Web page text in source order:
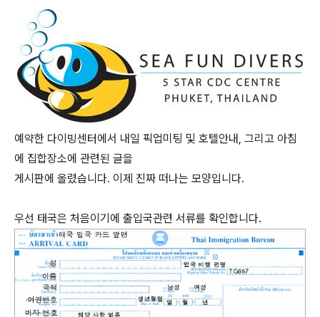
예약한 다이빙센터에서 내일 픽업미팅 및 호텔안내, 그리고 아침
에 집합장소에 관련된 글을
게시판에 올렸습니다. 이제 진짜 떠나는 모양입니다.
우선 태국은 처음이기에 출입국관련 서류를 확인합니다.